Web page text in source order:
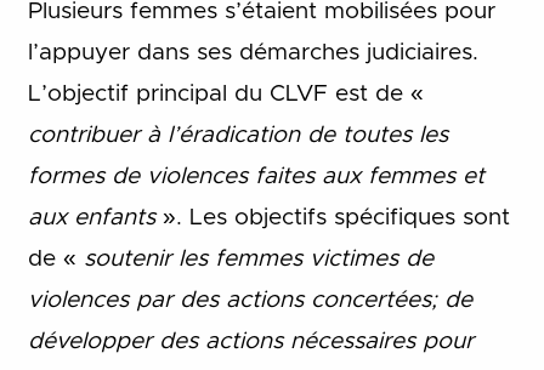
Plusieurs femmes s’étaient mobilisées pour
l’appuyer dans ses démarches judiciaires.
L’objectif principal du CLVF est de «
contribuer à l’éradication de toutes les
formes de violences faites aux femmes et
aux enfants». Les objectifs spécifiques sont
de « soutenir les femmes victimes de
violences par des actions concertées; de
développer des actions nécessaires pour